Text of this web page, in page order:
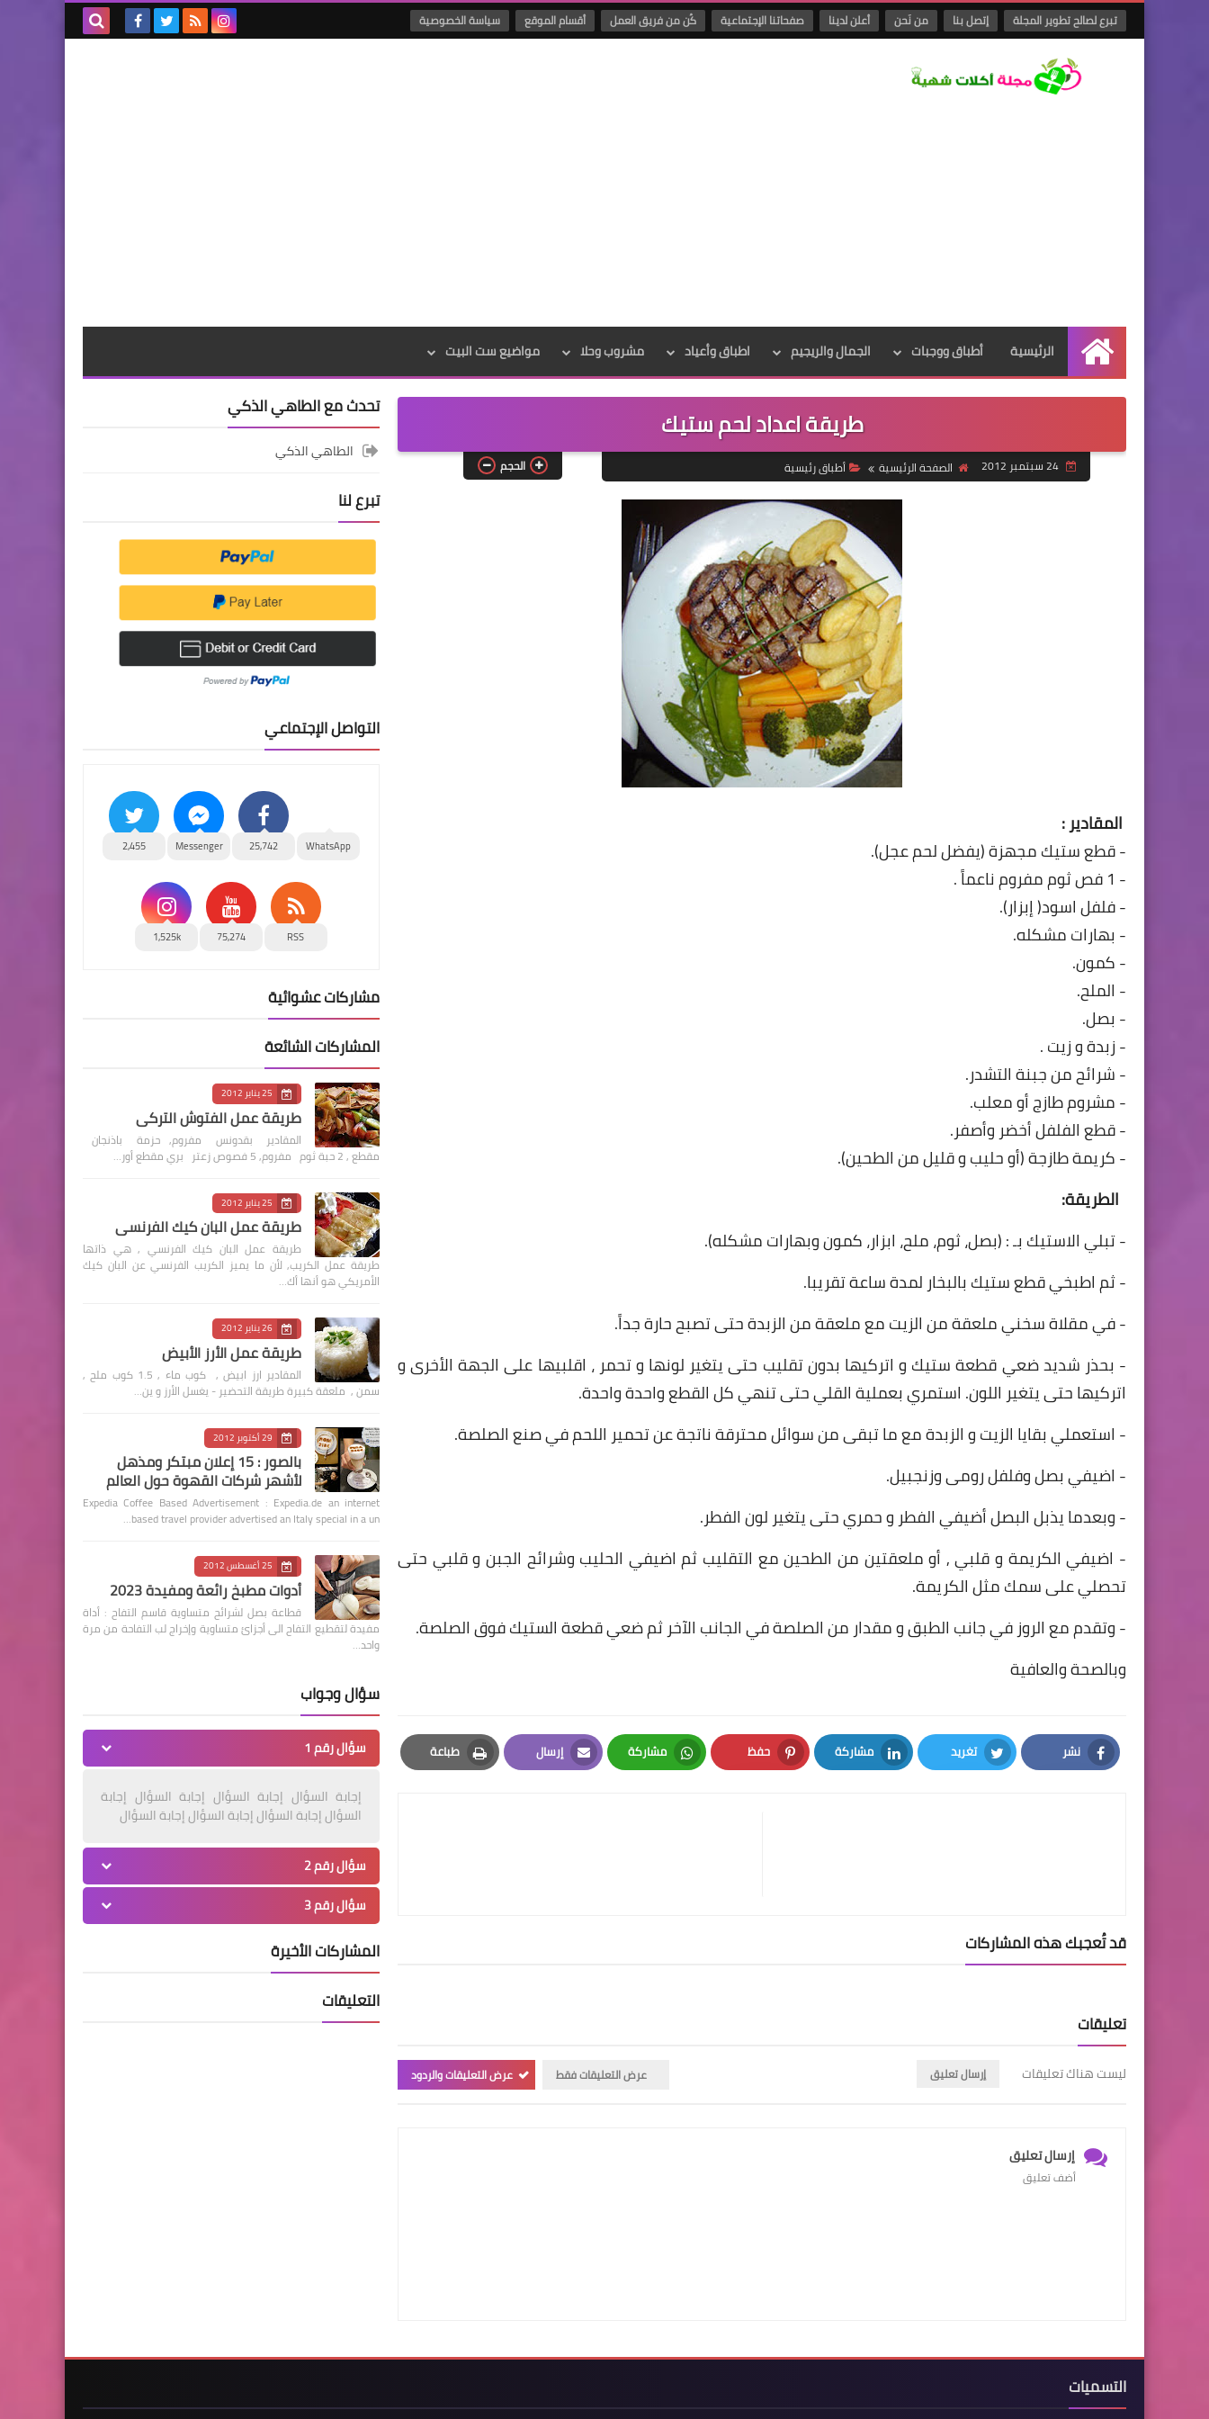
تبرع لصالح تطوير المجلة إتصل بنا من نَحن أعلن لدينا صفحاتنا الإجتماعية كُن من فريق العمل أقسام الموقع سياسة الخصوصية
الرئيسية
الرئيسية أطباق ووجبات الجمال والريجيم اطباق وأعياد مشروب وحلا مواضيع ست البيت
طريقة اعداد لحم ستيك
24 سبتمبر 2012 الصفحة الرئيسية أطباق رئيسية الحجم
المقادير :
- قطع ستيك مجهزة (يفضل لحم عجل).
- 1 فص ثوم مفروم ناعماً .
- فلفل اسود( إبزار).
- بهارات مشكله.
- كمون.
- الملح.
- بصل.
- زبدة و زيت .
- شرائح من جبنة التشدر.
- مشروم طازج أو معلب.
- قطع الفلفل أخضر وأصفر.
- كريمة طازجة (أو حليب و قليل من الطحين).
الطريقة:
- تبلي الاستيك بـ : (بصل، ثوم، ملح، ابزار، كمون وبهارات مشكله).
- ثم اطبخي قطع ستيك بالبخار لمدة ساعة تقريبا.
- في مقلاة سخني ملعقة من الزيت مع ملعقة من الزبدة حتى تصبح حارة جداً.
- بحذر شديد ضعي قطعة ستيك و اتركيها بدون تقليب حتى يتغير لونها و تحمر ، اقلبيها على الجهة الأخرى و
اتركيها حتى يتغير اللون. استمري بعملية القلي حتى تنهي كل القطع واحدة واحدة.
- استعملي بقايا الزيت و الزبدة مع ما تبقى من سوائل محترقة ناتجة عن تحمير اللحم في صنع الصلصة.
- اضيفي بصل وفلفل رومى وزنجبيل.
- وبعدما يذبل البصل أضيفي الفطر و حمري حتى يتغير لون الفطر.
- اضيفي الكريمة و قلبي , أو ملعقتين من الطحين مع التقليب ثم اضيفي الحليب وشرائح الجبن و قلبي حتى
تحصلي على سمك مثل الكريمة.
- وتقدم مع الروز في جانب الطبق و مقدار من الصلصة في الجانب الآخر ثم ضعي قطعة الستيك فوق الصلصة.
وبالصحة والعافية
نشر
Facebook
تغريد
Twitter
مشاركة
LinkedIn
حفظ
Pinterest
مشاركة
Whatsapp
إرسال
Email
طباعة
Print
قد تُعجبك هذه المشاركات
تعليقات
ليست هناك تعليقات إرسال تعليق عرض التعليقات فقط عرض التعليقات والردود
إرسال تعليق
أضف تعليق
تحدث مع الطاهي الذكي
الطاهي الذكي
تبرع لنا
التواصل الإجتماعي
WhatsApp
25,742
Messenger
2,455
RSS
75,274
1,525k
مشاركات عشوائية
المشاركات الشائعة
25 يناير 2012
طريقة عمل الفتوش التركي
المقادير بقدونس مفروم, حزمة باذنجان
مقطع , 2 حبة ثوم مفروم, 5 فصوص زعتر بري مقطع أور…
25 يناير 2012
طريقة عمل البان كيك الفرنسي
طريقة عمل البان كيك الفرنسي , هي ذاتها
طريقة عمل الكريب, لأن ما يميز الكريب الفرنسي عن البان كيك
الأمريكي هو أنها أك…
26 يناير 2012
طريقة عمل الأرز الأبيض
المقادير ارز ابيض , كوب ماء , 1.5 كوب ملح ,
سمن , ملعقة كبيرة طريقة التحضير - يغسل الأرز و ين…
29 أكتوبر 2012
بالصور : 15 إعلان مبتكر ومذهل
لأشهر شركات القهوة حول العالم
Expedia Coffee Based Advertisement : Expedia.de an internet
based travel provider advertised an Italy special in a un…
25 أغسطس 2012
أدوات مطبخ رائعة ومفيدة 2023
قطاعة بصل لشرائح متساوية قاسم التفاح : أداة
مفيدة لتقطيع التفاح الى أجزائ متساوية وإخراج لب التفاحة من مرة
واحد…
سؤال وجواب
سؤال رقم 1
إجابة السؤال إجابة السؤال إجابة السؤال إجابة
السؤال إجابة السؤال إجابة السؤال إجابة السؤال
سؤال رقم 2
سؤال رقم 3
المشاركات الأخيرة
التعليقات
التسميات